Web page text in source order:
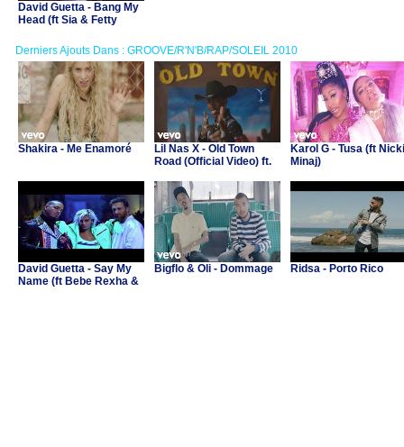
David Guetta - Bang My
Head (ft Sia & Fetty
Derniers Ajouts Dans : GROOVE/R'N'B/RAP/SOLEIL 2010
Shakira - Me Enamoré
Lil Nas X - Old Town
Road (Official Video) ft.
Karol G - Tusa (ft Nicki
Minaj)
David Guetta - Say My
Name (ft Bebe Rexha &
Bigflo & Oli - Dommage Ridsa - Porto Rico